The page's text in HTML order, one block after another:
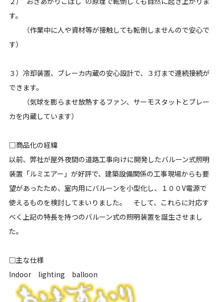
す。
（作業中に人や資材等が接触しても転倒しませんので安心で
す）
３）冷却装置、ブレーカ内蔵の安心設計で、３灯まで連続接続が
できます。
（気球を膨らませ放熱するファン、サーモスタットとブレー
カを内蔵しています）
□商品化の経緯
以前、弊社が屋外夜間の道路工事向けに開発したバルーン式照明
装置「ルミエアー」が好評で、建築設備関係の工事現場からも要
望があったため、室内用にバルーンを小型化し、１００V電源で
使えるものを検討してまいりました。 そして、これらに対応す
べく上記の特長を持つのバルーン式の照明装置を誕生させまし
た。
□主な仕様
Indoor lighting balloon